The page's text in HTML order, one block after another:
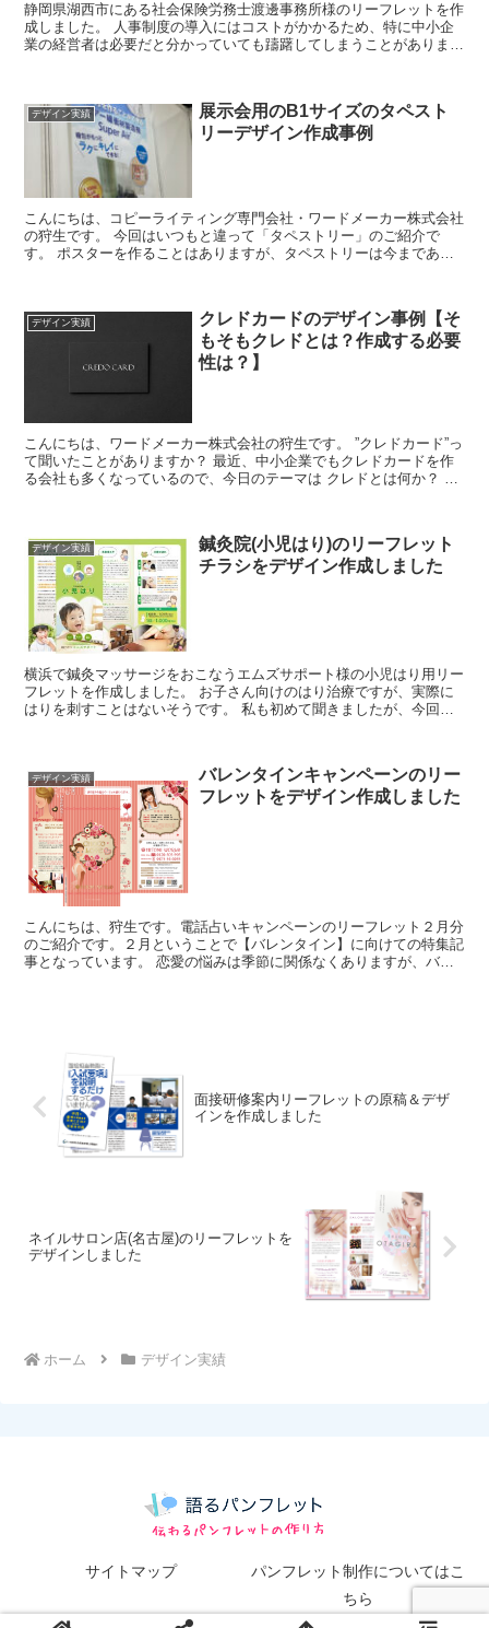
静岡県湖西市にある社会保険労務士渡邊事務所様のリーフレットを作
成しました。 人事制度の導入にはコストがかかるため、特に中小企
業の経営者は必要だと分かっていても躊躇してしまうことがありま
デザイン実績
展示会用のB1サイズのタペスト
リーデザイン作成事例
こんにちは、コピーライティング専門会社・ワードメーカー株式会社
の狩生です。 今回はいつもと違って「タペストリー」のご紹介で
す。 ポスターを作ることはありますが、タペストリーは今まであま
デザイン実績
クレドカードのデザイン事例【そ
もそもクレドとは？作成する必要
性は？】
こんにちは、ワードメーカー株式会社の狩生です。 ”クレドカード”っ
て聞いたことがありますか？ 最近、中小企業でもクレドカードを作
る会社も多くなっているので、今日のテーマは クレドとは何か？ ク
デザイン実績
鍼灸院(小児はり)のリーフレット
チラシをデザイン作成しました
横浜で鍼灸マッサージをおこなうエムズサポート様の小児はり用リー
フレットを作成しました。 お子さん向けのはり治療ですが、実際に
はりを刺すことはないそうです。 私も初めて聞きましたが、今回は
デザイン実績
バレンタインキャンペーンのリー
フレットをデザイン作成しました
こんにちは、狩生です。電話占いキャンペーンのリーフレット２月分
のご紹介です。２月ということで【バレンタイン】に向けての特集記
事となっています。 恋愛の悩みは季節に関係なくありますが、バレ
面接研修案内リーフレットの原稿＆デザ
インを作成しました
ネイルサロン店(名古屋)のリーフレットを
デザインしました
ホーム デザイン実績
サイトマップ
パンフレット制作についてはこ
ちら